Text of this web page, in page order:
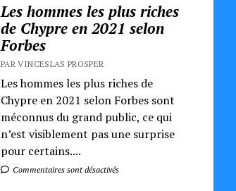
Les hommes les plus riches
de Chypre en 2021 selon
Forbes
PAR VINCESLAS PROSPER
Les hommes les plus riches de
Chypre en 2021 selon Forbes sont
méconnus du grand public, ce qui
n’est visiblement pas une surprise
pour certains....
Commentaires sont désactivés